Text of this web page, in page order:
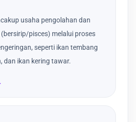
usaha pengolahan dan
pisces) melalui proses
seperti ikan tembang
dan ikan kering tawar.